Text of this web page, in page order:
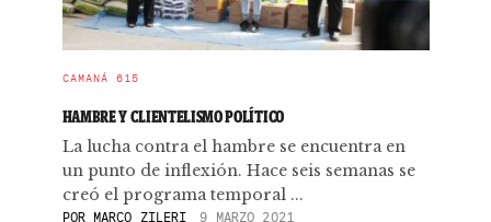
CAMANÁ 615
HAMBRE Y CLIENTELISMO POLÍTICO
La lucha contra el hambre se encuentra en
un punto de inflexión. Hace seis semanas se
creó el programa temporal ...
PORMARCO ZILERI 9 MARZO 2021